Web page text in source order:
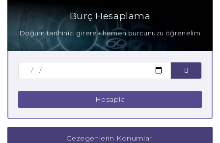
Burç Hesaplama
Doğum tarihinizi girerek hemen burcunuzu öğrenelim
Hesapla
Gezegenlerin Konumları